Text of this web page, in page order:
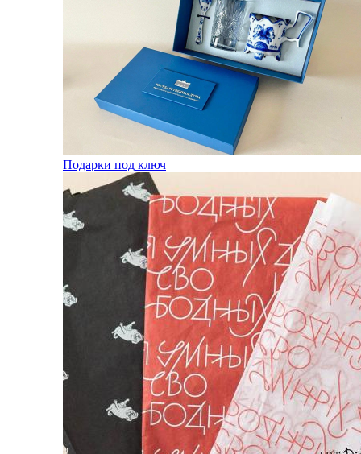
Подарки под ключ